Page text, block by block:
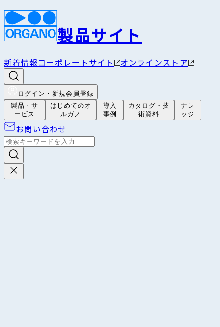
製品サイト
新着情報コーポレートサイト オンラインストア
ログイン・新規会員登録
製品・サ
ービス
はじめてのオ
ルガノ
導入
事例
カタログ・技
術資料
ナレ
ッジ
お問い合わせ